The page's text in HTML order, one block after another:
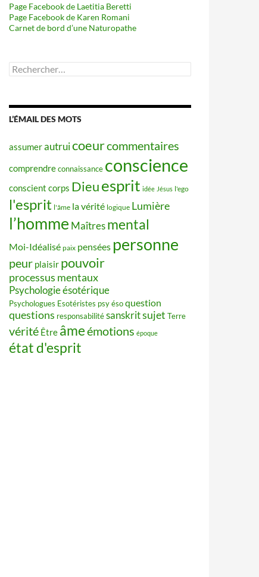
Page Facebook de Laetitia Beretti
Page Facebook de Karen Romani
Carnet de bord d’une Naturopathe
Rechercher :
L’ÉMAIL DES MOTS
assumerautruicoeurcommentaires
comprendreconnaissance conscience
conscient corps Dieuesprit idée Jésus l'ego
l'esprit l'âme la vérité logique Lumière
l’homme Maîtres mental
Moi-Idéalisé paix pensées personne
peur plaisir pouvoir
processus mentaux
Psychologie ésotérique
Psychologues Esotéristes psy ésoquestion
questions responsabilitésanskritsujet Terre
vérité Être âmeémotions époque
état d'esprit